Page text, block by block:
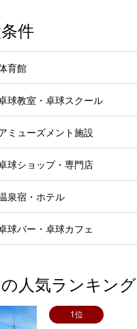
件
育館
球教室・卓球スクール
ミューズメント施設
球ショップ・専門店
泉宿・ホテル
球バー・卓球カフェ
人気ランキング
1位